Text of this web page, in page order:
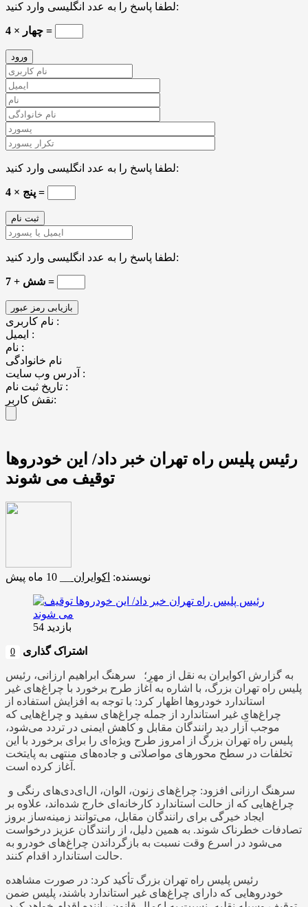
لطفا پاسخ را به عدد انگلیسی وارد کنید:
چهار × 4 =
لطفا پاسخ را به عدد انگلیسی وارد کنید:
4 × پنج =
لطفا پاسخ را به عدد انگلیسی وارد کنید:
شش + 7 =
نام کاربری :
ایمیل :
نام :
نام خانوادگی
آدرس وب سایت :
تاریخ ثبت نام :
نقش کاربر:
رئیس پلیس راه تهران خبر داد/ این خودروها
توقیف می شوند
نویسنده: اکوایران 10 ماه پیش
بازدید 54
اشتراک گذاری 0
به گزارش اکوایران به نقل از مهر؛ سرهنگ ابراهیم ارزانی، رئیس
پلیس راه تهران بزرگ، با اشاره به آغاز طرح برخورد با چراغ‌های غیر
استاندارد خودروها اظهار کرد: با توجه به افزایش استفاده از
چراغ‌های غیر استاندارد از جمله چراغ‌های سفید و چراغ‌هایی که
موجب آزار دید رانندگان مقابل و کاهش ایمنی در تردد می‌شود،
پلیس راه تهران بزرگ از امروز طرح ویژه‌ای را برای برخورد با این
تخلفات در سطح محورهای مواصلاتی و جاده‌های منتهی به پایتخت
آغاز کرده است.
چراغ‌هایی که از حالت استاندارد کارخانه‌ای خارج شده‌اند، علاوه بر
ایجاد خیرگی برای رانندگان مقابل، می‌توانند زمینه‌ساز بروز
تصادفات خطرناک شوند. به همین دلیل، از رانندگان عزیز درخواست
می‌شود در اسرع وقت نسبت به بازگرداندن چراغ‌های خودرو به
حالت استاندارد اقدام کنند.
رئیس پلیس راه تهران بزرگ تأکید کرد: در صورت مشاهده
خودروهایی که دارای چراغ‌های غیر استاندارد باشند، پلیس ضمن